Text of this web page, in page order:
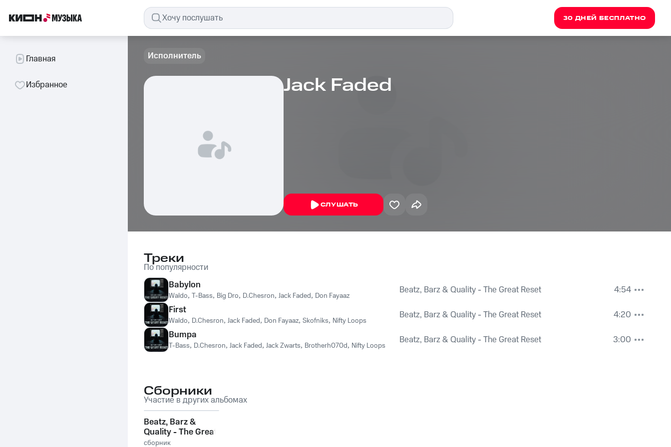
30 ДНЕЙ БЕСПЛАТНО
Главная
Избранное
Исполнитель
Jack Faded
СЛУШАТЬ
Треки
По популярности
Babylon
Waldo, T-Bass, Big Dro, D.Chesron, Jack Faded, Don Fayaaz Beatz, Barz & Quality - The Great Reset
4:54
First
Waldo, D.Chesron, Jack Faded, Don Fayaaz, Skofniks, Nifty Loops Beatz, Barz & Quality - The Great Reset
4:20
Bumpa
T-Bass, D.Chesron, Jack Faded, Jack Zwarts, Brotherh070d, Nifty Loops Beatz, Barz & Quality - The Great Reset 3:00
Сборники
Участие в других альбомах
Beatz, Barz &
Quality - The Great
Reset
сборник